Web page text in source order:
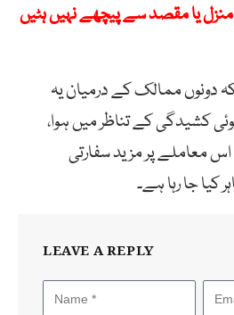
یا مقصد سے پیچھے نہیں ہٹیں
دونوں ممالک کے درمیان یہ
کشیدگی کے تناظر میں ہوا،
معاملے پر مزید سفارتی
کیا جا رہا ہے۔
LEAVE A REPLY